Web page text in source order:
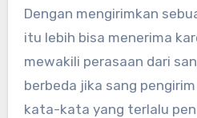
Dengan mengirimkan
itu lebih bisa menerima
mewakili perasaan dari
berbeda jika sang
kata-kata yang terlalu